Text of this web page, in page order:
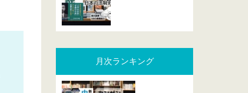
月次ランキング